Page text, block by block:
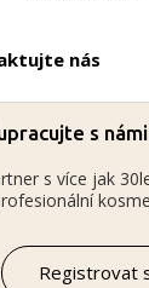
nás
s námi
s více jak
Registrovat